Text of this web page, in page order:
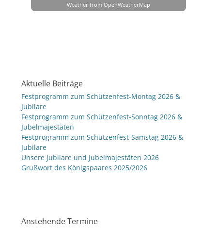
Weather from OpenWeatherMap
Aktuelle Beiträge
Festprogramm zum Schützenfest-Montag 2026 &
Jubilare
Festprogramm zum Schützenfest-Sonntag 2026 &
Jubelmajestäten
Festprogramm zum Schützenfest-Samstag 2026 &
Jubilare
Unsere Jubilare und Jubelmajestäten 2026
Grußwort des Königspaares 2025/2026
Anstehende Termine